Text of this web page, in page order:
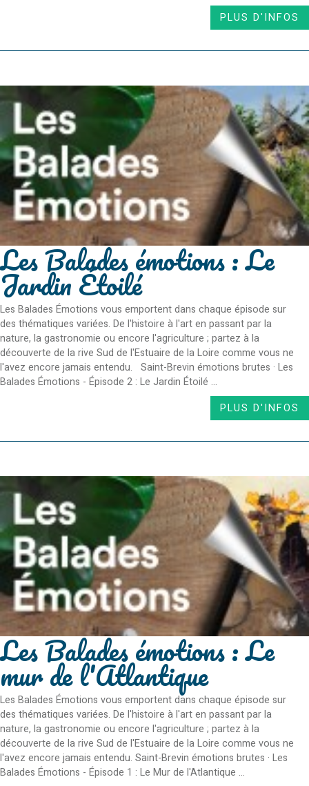
PLUS D'INFOS
Les Balades émotions : Le
Jardin Étoilé
Les Balades Émotions vous emportent dans chaque épisode sur
des thématiques variées. De l'histoire à l'art en passant par la
nature, la gastronomie ou encore l'agriculture ; partez à la
découverte de la rive Sud de l'Estuaire de la Loire comme vous ne
l'avez encore jamais entendu. Saint-Brevin émotions brutes · Les
Balades Émotions - Épisode 2 : Le Jardin Étoilé ...
PLUS D'INFOS
Les Balades émotions : Le
mur de l'Atlantique
Les Balades Émotions vous emportent dans chaque épisode sur
des thématiques variées. De l'histoire à l'art en passant par la
nature, la gastronomie ou encore l'agriculture ; partez à la
découverte de la rive Sud de l'Estuaire de la Loire comme vous ne
l'avez encore jamais entendu. Saint-Brevin émotions brutes · Les
Balades Émotions - Épisode 1 : Le Mur de l'Atlantique ...